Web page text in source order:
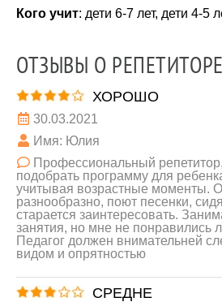
Кого учит: дети 6-7 лет, дети 4-5
ОТЗЫВЫ О РЕПЕТИТОРЕ
ХОРОШО
30.03.2021
Имя: Юлия
Профессиональный
подобрать программу для
учитывая возрастные моменты.
разнообразно, поют песенки,
старается заинтересовать.
занятия, но мне не понравились
Педагог должен внимательней
видом и опрятностью
СРЕДНЕ